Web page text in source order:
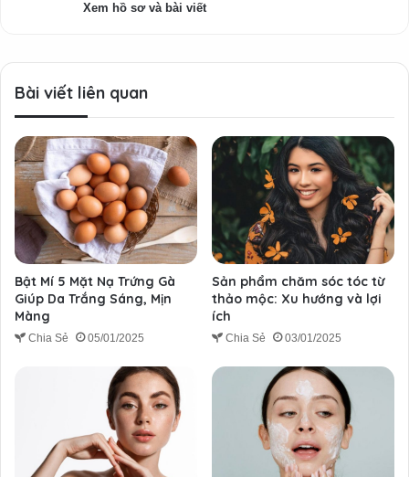
Xem hồ sơ và bài viết
Bài viết liên quan
Bật Mí 5 Mặt Nạ Trứng Gà
Giúp Da Trắng Sáng, Mịn
Màng
Chia Sẻ 05/01/2025
Sản phẩm chăm sóc tóc từ
thảo mộc: Xu hướng và lợi
ích
Chia Sẻ 03/01/2025